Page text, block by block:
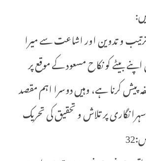
و تدوین اور اشاعت سے میرا
بیٹے کو نکاح مسعود کے موقع پر
پیش کرنا ہے، وہیں دوسرا اہم مقصد
نگاری پر تلاش و تحقیق کی تحریک